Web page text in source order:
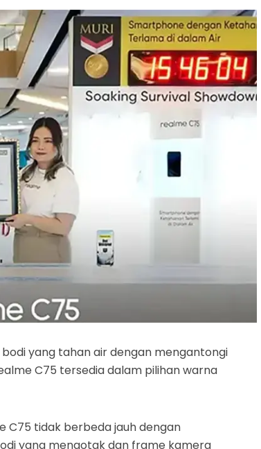
yang tahan air dengan mengantongi
C75 tersedia dalam pilihan warna
C75 tidak berbeda jauh dengan
yang mengotak dan frame kamera